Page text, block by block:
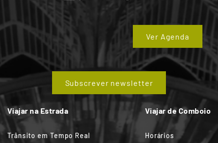
Ver Agenda
Subscrever newsletter
Viajar na Estrada
Trânsito em Tempo Real
Viajar de Comboio
Horários